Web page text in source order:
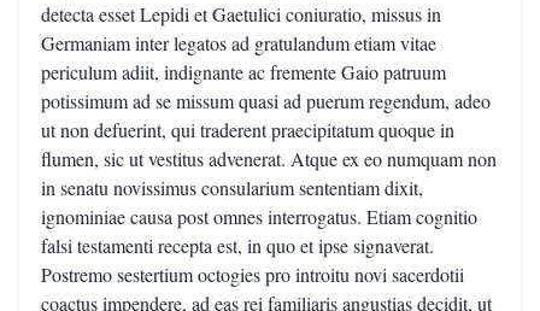
detecta esset Lepidi et Gaetulici coniuratio, missus in
Germaniam inter legatos ad gratulandum etiam vitae
periculum adiit, indignante ac fremente Gaio patruum
potissimum ad se missum quasi ad puerum regendum, adeo
ut non defuerint, qui traderent praecipitatum quoque in
flumen, sic ut vestitus advenerat. Atque ex eo numquam non
in senatu novissimus consularium sententiam dixit,
ignominiae causa post omnes interrogatus. Etiam cognitio
falsi testamenti recepta est, in quo et ipse signaverat.
Postremo sestertium octogies pro introitu novi sacerdotii
coactus impendere, ad eas rei familiaris angustias decidit, ut